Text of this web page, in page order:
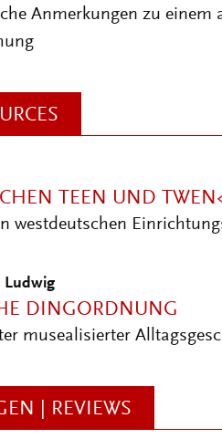
Anmerkungen zu einem
TEEN UND
westdeutschen
Ludwig
DINGORDNUNG
musealisierter
| REVIEWS